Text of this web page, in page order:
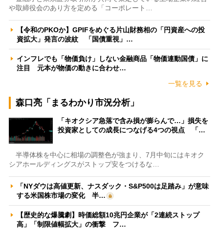
や取締役会のあり方を定める「コーポレート…
【令和のPKOか】GPIFをめぐる片山財務相の「円資産への投
資拡大」発言の波紋 「国債重視」…
インフレでも「物価負け」しない金融商品「物価連動国債」に
注目 元本が物価の動きに合わせ…
一覧を見る
森口亮「まるわかり市況分析」
「キオクシア急落で含み損が膨らんで…」損失を
投資家としての成長につなげる4つの視点 「…
半導体株を中心に相場の調整色が強まり、7月中旬にはキオク
シアホールディングスがストップ安をつけるな…
「NYダウは高値更新、ナスダック・S&P500は足踏み」が意味
する米国株市場の変化 半…
【歴史的な爆騰劇】時価総額10兆円企業が「2連続ストップ
高」「制限値幅拡大」の衝撃 フ…